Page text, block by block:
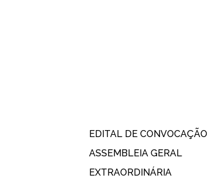
EDITAL DE CONVOCAÇÃO
ASSEMBLEIA GERAL
EXTRAORDINÁRIA